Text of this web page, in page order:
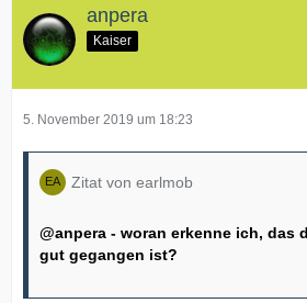
anpera
Kaiser
5. November 2019 um 18:23
Zitat von earlmob
@anpera - woran erkenne ich, das
gut gegangen ist?